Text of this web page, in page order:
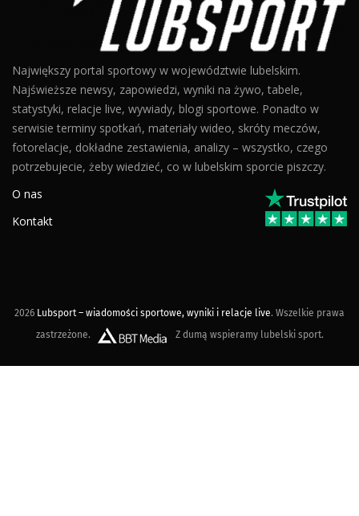
Największy portal sportowy w województwie lubelskim.
Najświeższe newsy, zapowiedzi, wyniki na żywo, tabele,
statystyki, relacje live, wywiady, blogi sportowe. Ponadto w
serwisie terminy spotkań, materiały wideo, skróty meczów,
fotorelacje, dokładne zestawienia, analizy – wszystko, czego
potrzebujecie, żeby wiedzieć, co w lubelskim sporcie piszczy.
O nas
Kontakt
2026 Lubsport – wiadomości sportowe, wyniki i relacje live. Wszelkie prawa
zastrzeżone.
Z dumą wspieramy lubelski sport.